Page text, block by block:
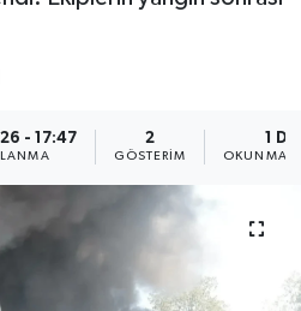
- 17:47 2
GÖSTERIM
1 DK
OKUNMA